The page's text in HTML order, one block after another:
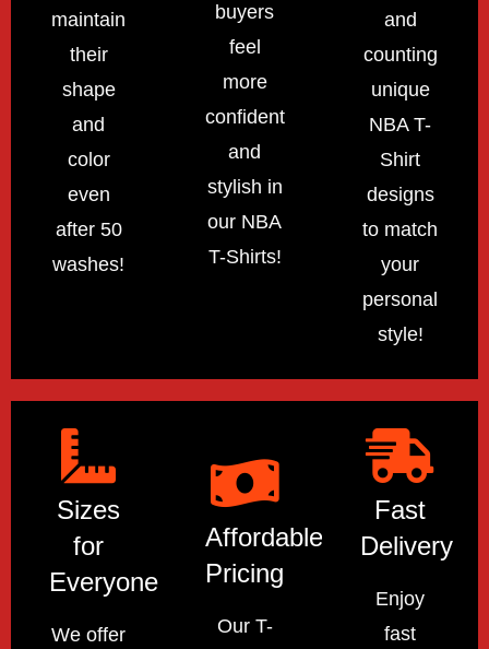
maintain
their
shape
and
color
even
after 50
washes!
buyers
feel
more
confident
and
stylish in
our NBA
T-Shirts!
and
counting
unique
NBA T-
Shirt
designs
to match
your
personal
style!
Sizes
for
Everyone
We offer
Affordable
Pricing
Our T-
Fast
Delivery
Enjoy
fast